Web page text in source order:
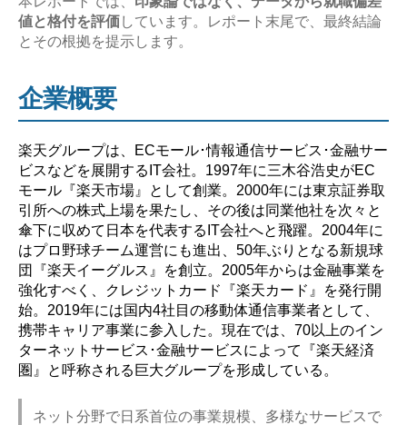
値と格付を評価しています。レポート末尾で、最終結論
とその根拠を提示します。
企業概要
楽天グループは、ECモール･情報通信サービス･金融サー
ビスなどを展開するIT会社。1997年に三木谷浩史がEC
モール『楽天市場』として創業。2000年には東京証券取
引所への株式上場を果たし、その後は同業他社を次々と
傘下に収めて日本を代表するIT会社へと飛躍。2004年に
はプロ野球チーム運営にも進出、50年ぶりとなる新規球
団『楽天イーグルス』を創立。2005年からは金融事業を
強化すべく、クレジットカード『楽天カード』を発行開
始。2019年には国内4社目の移動体通信事業者として、
携帯キャリア事業に参入した。現在では、70以上のイン
ターネットサービス･金融サービスによって『楽天経済
圏』と呼称される巨大グループを形成している。
ネット分野で日系首位の事業規模、多様なサービスで